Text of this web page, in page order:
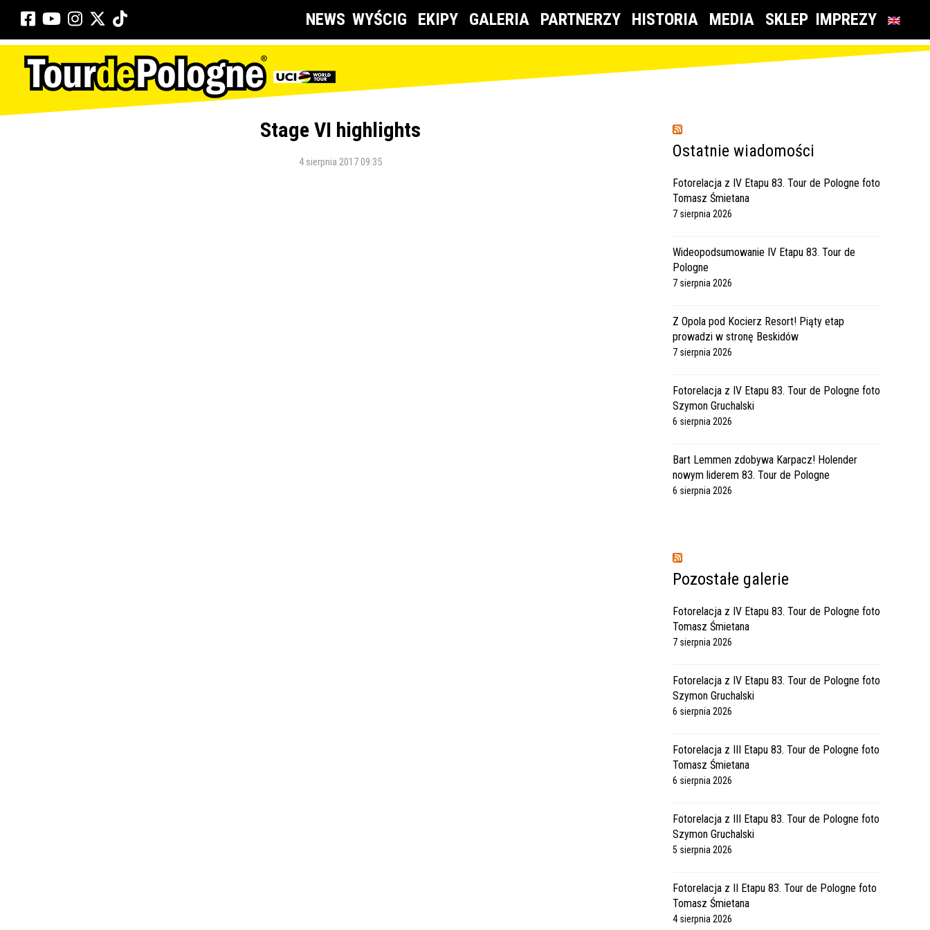
NEWS WYŚCIG EKIPY GALERIA PARTNERZY HISTORIA MEDIA SKLEP IMPREZY
Stage VI highlights
4 sierpnia 2017 09:35
Ostatnie wiadomości
Fotorelacja z IV Etapu 83. Tour de Pologne foto
Tomasz Śmietana
7 sierpnia 2026
Wideopodsumowanie IV Etapu 83. Tour de
Pologne
7 sierpnia 2026
Z Opola pod Kocierz Resort! Piąty etap
prowadzi w stronę Beskidów
7 sierpnia 2026
Fotorelacja z IV Etapu 83. Tour de Pologne foto
Szymon Gruchalski
6 sierpnia 2026
Bart Lemmen zdobywa Karpacz! Holender
nowym liderem 83. Tour de Pologne
6 sierpnia 2026
Pozostałe galerie
Fotorelacja z IV Etapu 83. Tour de Pologne foto
Tomasz Śmietana
7 sierpnia 2026
Fotorelacja z IV Etapu 83. Tour de Pologne foto
Szymon Gruchalski
6 sierpnia 2026
Fotorelacja z III Etapu 83. Tour de Pologne foto
Tomasz Śmietana
6 sierpnia 2026
Fotorelacja z III Etapu 83. Tour de Pologne foto
Szymon Gruchalski
5 sierpnia 2026
Fotorelacja z II Etapu 83. Tour de Pologne foto
Tomasz Śmietana
4 sierpnia 2026